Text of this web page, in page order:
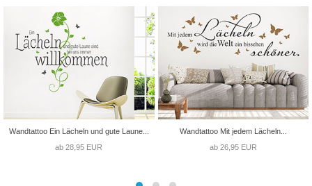
Wandtattoo Ein Lächeln und gute Laune...
ab 28,95 EUR
Wandtattoo Mit jedem Lächeln...
ab 26,95 EUR